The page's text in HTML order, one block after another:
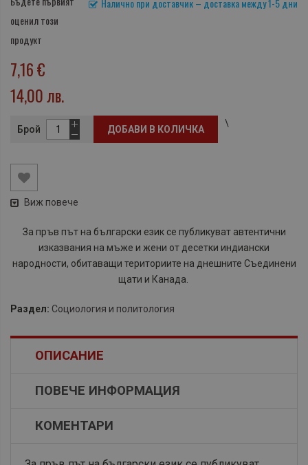
Налично при доставчик – доставка между 1-5 дни
оценил този
продукт
7,16 €
14,00 лв.
Брой ДОБАВИ В КОЛИЧКА
\
Виж повече
За пръв път на български език се публикуват автентични
изказвания на мъже и жени от десетки индиански
народности, обитаващи териториите на днешните Съединени
щати и Канада.
Раздел: Социология и политология
ОПИСАНИЕ
ПОВЕЧЕ ИНФОРМАЦИЯ
КОМЕНТАРИ